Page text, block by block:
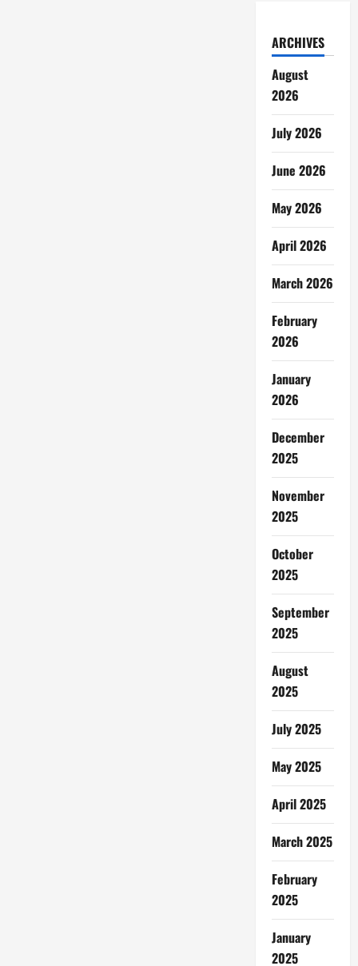
ARCHIVES
August
2026
July 2026
June 2026
May 2026
April 2026
March 2026
February
2026
January
2026
December
2025
November
2025
October
2025
September
2025
August
2025
July 2025
May 2025
April 2025
March 2025
February
2025
January
2025